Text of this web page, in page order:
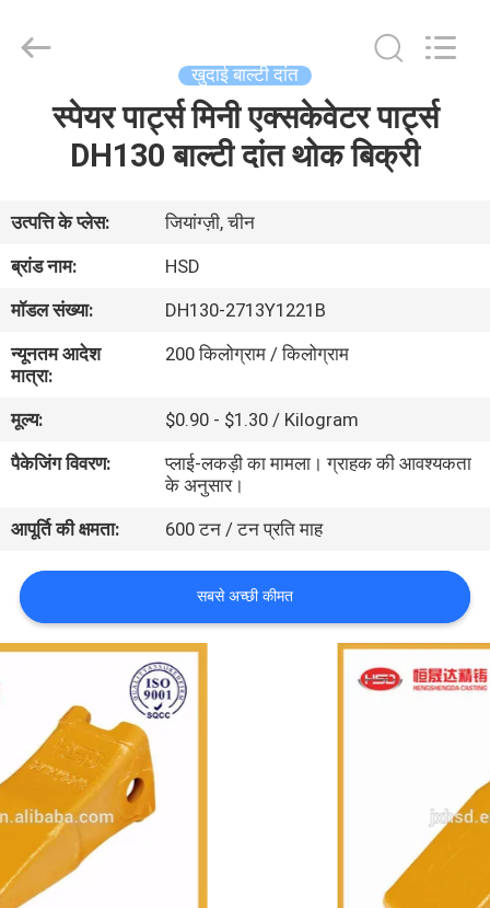
हमारे
बारे
कारखाना
भ्रमण
गुणवत्ता
संपर्क
करें
उद्धरण
की
विनती
करे
Spare
Parts
खुदाई बाल्टी दांत
स्पेयर पार्ट्स मिनी एक्सकेवेटर पार्ट्स
DH130 बाल्टी दांत थोक बिक्री
उत्पत्ति के प्लेस:
जियांग्ज़ी, चीन
ब्रांड नाम:
HSD
मॉडल संख्या:
DH130-2713Y1221B
न्यूनतम आदेश
मात्रा:
200 किलोग्राम / किलोग्राम
मूल्य:
$0.90 - $1.30 / Kilogram
पैकेजिंग विवरण:
प्लाई-लकड़ी का मामला। ग्राहक की आवश्यकता
के अनुसार।
आपूर्ति की क्षमता:
600 टन / टन प्रति माह
सबसे अच्छी कीमत